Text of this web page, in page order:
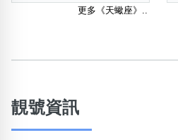
更多《天蠍座》..
靚號資訊